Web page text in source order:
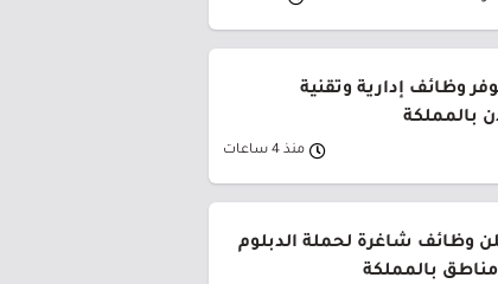
وظائف إدارية وتقنية
بالمملكة
منذ 4 ساعات
وظائف شاغرة لحملة الدبلوم
بالمملكة